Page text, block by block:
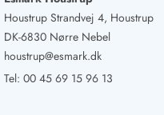
Houstrup Strandvej 4, Houstrup
DK-6830 Nørre Nebel
houstrup@esmark.dk
Tel: 00 45 69 15 96 13